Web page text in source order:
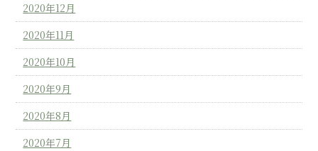
2020年12月
2020年11月
2020年10月
2020年9月
2020年8月
2020年7月